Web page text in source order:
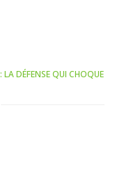
LA DÉFENSE QUI CHOQUE